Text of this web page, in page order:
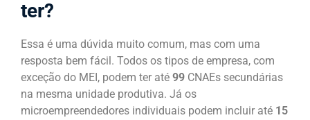
ter?
Essa é uma dúvida muito comum, mas com uma
resposta bem fácil. Todos os tipos de empresa, com
exceção do MEI, podem ter até 99 CNAEs secundárias
na mesma unidade produtiva. Já os
microempreendedores individuais podem incluir até 15